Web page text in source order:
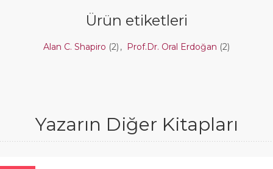
Ürün etiketleri
Alan C. Shapiro (2) , Prof.Dr. Oral Erdoğan (2)
Yazarın Diğer Kitapları